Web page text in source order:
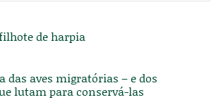
de harpia
das aves migratórias – e dos
lutam para conservá-las